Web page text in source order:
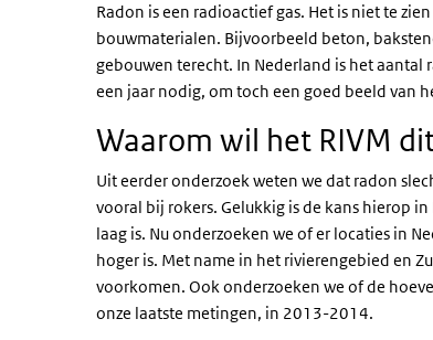
Radon is een radioactief gas. Het is niet te
bouwmaterialen. Bijvoorbeeld beton,
gebouwen terecht. In Nederland is het
een jaar nodig, om toch een goed beeld van
Waarom wil het RIVM
Uit eerder onderzoek weten we dat radon
vooral bij rokers. Gelukkig is de kans hierop
laag is. Nu onderzoeken we of er locaties in
hoger is. Met name in het rivierengebied en
voorkomen. Ook onderzoeken we of de
onze laatste metingen, in 2013-2014.